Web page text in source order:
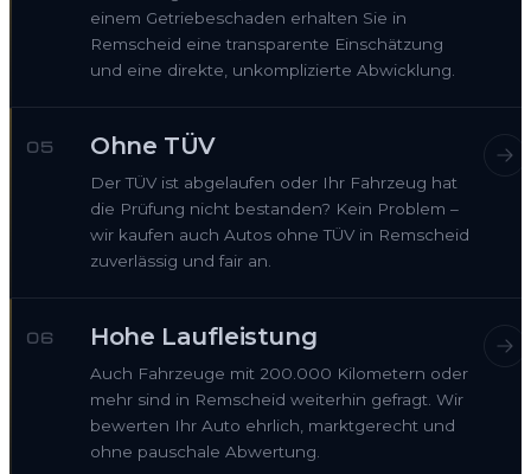
einem Getriebeschaden erhalten Sie in
Remscheid eine transparente Einschätzung
und eine direkte, unkomplizierte Abwicklung.
05 Ohne TÜV
Der TÜV ist abgelaufen oder Ihr Fahrzeug hat
die Prüfung nicht bestanden? Kein Problem –
wir kaufen auch Autos ohne TÜV in Remscheid
zuverlässig und fair an.
06 Hohe Laufleistung
Auch Fahrzeuge mit 200.000 Kilometern oder
mehr sind in Remscheid weiterhin gefragt. Wir
bewerten Ihr Auto ehrlich, marktgerecht und
ohne pauschale Abwertung.